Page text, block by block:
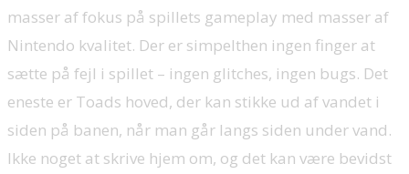
masser af fokus på spillets gameplay med masser af
Nintendo kvalitet. Der er simpelthen ingen finger at
sætte på fejl i spillet – ingen glitches, ingen bugs. Det
eneste er Toads hoved, der kan stikke ud af vandet i
siden på banen, når man går langs siden under vand.
Ikke noget at skrive hjem om, og det kan være bevidst